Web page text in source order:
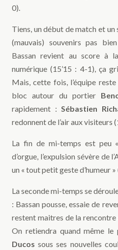
0).
Tiens, un début de match et
(mauvais) souvenirs pas
Bassan revient au score à
numérique (15’15 : 4-1), ça
Mais, cette fois, l’équipe
bloc autour du portier
rapidement : Sébastien
redonnent de l’air aux visiteurs
La fin de mi-temps est peu
d’orgue, l’expulsion sévère de
un « tout petit geste d’humeur
La seconde mi-temps se
: Bassan pousse, essaie de
restent maitres de la
On retiendra quand même
Ducos sous ses nouvelles